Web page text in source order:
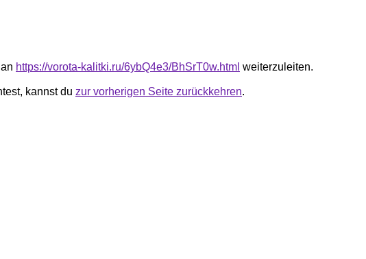
https://vorota-kalitki.ru/6ybQ4e3/BhSrT0w.html weiterzuleiten.
kannst du zur vorherigen Seite zurückkehren.